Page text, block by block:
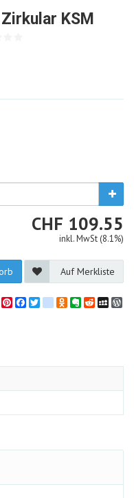
KSM
CHF CHF
109.55
inkl. MwSt (8.1%)
Auf Merkliste
PinterestFacebook
Twittergoogle_bookmarks
Odnoklassniki
Evernote
Reddit